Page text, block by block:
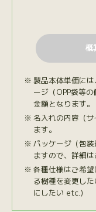
製品本体単価に
ージ（OPP袋等
金額となります。
名入れの内容（
ます。
パッケージ（包
ますので、詳細は
各種仕様はご希
る樹種を変更し
にしたい etc.）